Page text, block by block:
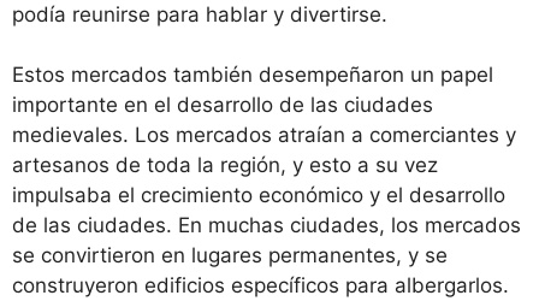
podía reunirse para hablar y divertirse.
Estos mercados también desempeñaron un papel
importante en el desarrollo de las ciudades
medievales. Los mercados atraían a comerciantes y
artesanos de toda la región, y esto a su vez
impulsaba el crecimiento económico y el desarrollo
de las ciudades. En muchas ciudades, los mercados
se convirtieron en lugares permanentes, y se
construyeron edificios específicos para albergarlos.